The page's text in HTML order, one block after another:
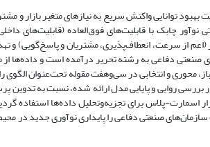
توانایی واکنش سریع به نیازهای متغیر بازار و
چابک با قابلیت‌های فوق‌العاده (قابلیت‌های
از سرعت، انعطاف‌پذیری، مشتریان و پاسخ‌گویی) و
دفاعی به رشته تحریر درآمده است و داده‌ها
موضوع احضاء و پس از کدگذاری باز، محوری و انتخابی در سی‌و‌هفت مقوله
روایی و پایایی مدل ارائه شده، نسبت به تدوین
از نرم‌افزار اسمارت-پلاس برای تجزیه‌و‌تحلیل داده‌ها
صنعتی دفاعی را پایداری نوآوری جدید در محیط